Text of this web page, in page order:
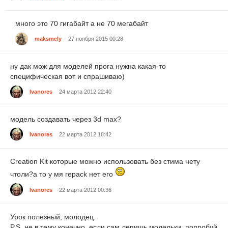
много это 70 гигабайт а не 70 мегабайт
maksmely 27 ноября 2015 00:28
ну дак мож для моделей прога нужна какая-то
специфическая вот и спрашиваю)
Ivanores 24 марта 2012 22:40
модель создавать через 3d max?
Ivanores 22 марта 2012 18:42
Creation Kit которые можно использовать без стима нету
чтоли?а то у мя repack нет его
Ivanores 22 марта 2012 00:36
Урок полезный, молодец.